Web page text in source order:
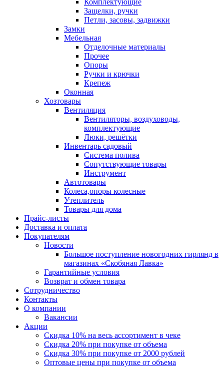
Комплектующие
Защелки, ручки
Петли, засовы, задвижки
Замки
Мебельная
Отделочные материалы
Прочее
Опоры
Ручки и крючки
Крепеж
Оконная
Хозтовары
Вентиляция
Вентиляторы, воздуховоды,
комплектующие
Люки, решётки
Инвентарь садовый
Система полива
Сопутствующие товары
Инструмент
Автотовары
Колеса,опоры колесные
Утеплитель
Товары для дома
Прайс-листы
Доставка и оплата
Покупателям
Новости
Большое поступление новогодних гирлянд в
магазинах «Скобяная Лавка»
Гарантийные условия
Возврат и обмен товара
Сотрудничество
Контакты
О компании
Вакансии
Акции
Скидка 10% на весь ассортимент в чеке
Скидка 20% при покупке от объема
Скидка 30% при покупке от 2000 рублей
Оптовые цены при покупке от объема